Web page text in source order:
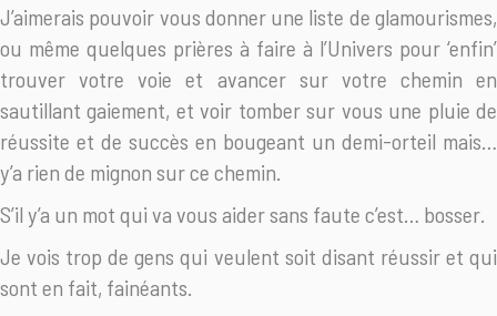
J’aimerais pouvoir vous donner une liste de glamourismes,
ou même quelques prières à faire à l’Univers pour ‘enfin’
trouver votre voie et avancer sur votre chemin en
sautillant gaiement, et voir tomber sur vous une pluie de
réussite et de succès en bougeant un demi-orteil mais…
y’a rien de mignon sur ce chemin.
S’il y’a un mot qui va vous aider sans faute c’est… bosser.
Je vois trop de gens qui veulent soit disant réussir et qui
sont en fait, fainéants.